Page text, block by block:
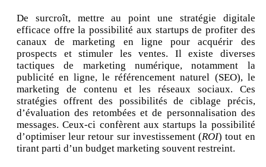
De surcroît, mettre au point une stratégie digitale
efficace offre la possibilité aux startups de profiter des
canaux de marketing en ligne pour acquérir des
prospects et stimuler les ventes. Il existe diverses
tactiques de marketing numérique, notamment la
publicité en ligne, le référencement naturel (SEO), le
marketing de contenu et les réseaux sociaux. Ces
stratégies offrent des possibilités de ciblage précis,
d’évaluation des retombées et de personnalisation des
messages. Ceux-ci confèrent aux startups la possibilité
d’optimiser leur retour sur investissement (ROI) tout en
tirant parti d’un budget marketing souvent restreint.